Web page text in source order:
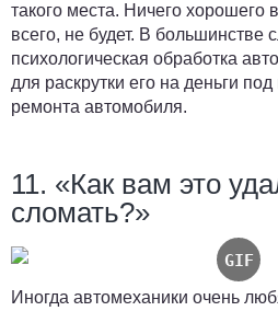
такого места. Ничего хорошего
всего, не будет. В большинстве
психологическая обработка
для раскрутки его на деньги
ремонта автомобиля.
11. «Как вам это
сломать?»
Иногда автомеханики очень